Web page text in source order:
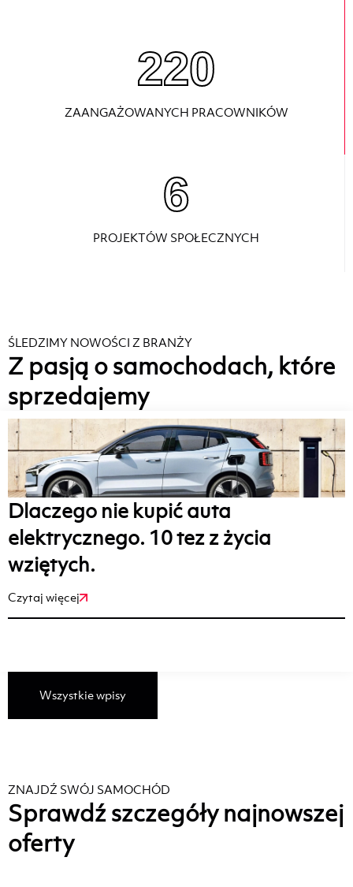
220
ZAANGAŻOWANYCH PRACOWNIKÓW
6
PROJEKTÓW SPOŁECZNYCH
ŚLEDZIMY NOWOŚCI Z BRANŻY
Z pasją o samochodach, które
sprzedajemy
Dlaczego nie kupić auta
elektrycznego. 10 tez z życia
wziętych.
Czytaj więcej
Wszystkie wpisy
ZNAJDŹ SWÓJ SAMOCHÓD
Sprawdź szczegóły najnowszej
oferty